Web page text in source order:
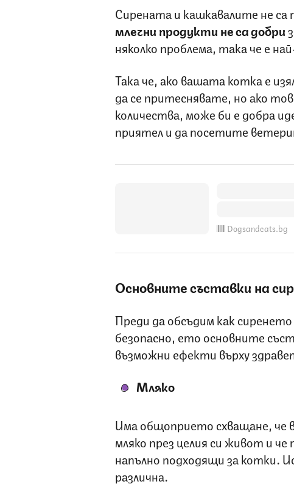
Сирената и кашкавалите не
млечни продукти не са добри
няколко проблема, така че е
Така че, ако вашата котка е
да се притеснявате, но ако
количества, може би е добра
приятел и да посетите
Dogsandcats.bg
Основните съставки на
Преди да обсъдим как
безопасно, ето основните
възможни ефекти върху
Мляко
Има общоприето схващане, че
мляко през целия си живот и
напълно подходящи за котки.
различна.